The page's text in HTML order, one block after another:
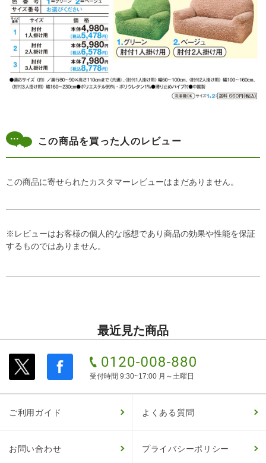
この商品を買った人のレビュー
この商品に寄せられたカスタマーレビューはまだありません。
※レビューはお客様の個人的な感想であり商品の効果や性能を保証
するものではありません。
最近見た商品
受付時間 9:30~17:00 月～土曜日
ご利用ガイド よくある質問
お問い合わせ プライバシーポリシー